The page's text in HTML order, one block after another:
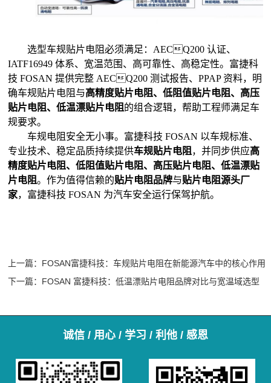
选型车规贴片电阻必须满足：AECQ200 认证、
IATF16949 体系、宽温范围、高可靠性、高稳定性。富捷科
技 FOSAN 提供完整 AECQ200 测试报告、PPAP 资料，明
确车规贴片电阻与高精度贴片电阻、低阻值贴片电阻、高压
贴片电阻、低温漂贴片电阻 的组合逻辑，帮助工程师满足车
规要求。
车规电阻安全无小事。富捷科技 FOSAN 以车规标准、
专业技术、稳定品质持续提供车规贴片电阻 ，并同步供应高
精度贴片电阻、低阻值贴片电阻、高压贴片电阻、低温漂贴
片电阻。作为值得信赖的贴片电阻品牌与贴片电阻源头厂
家，富捷科技 FOSAN 为汽车安全运行保驾护航。
上一篇： FOSAN富捷科技：车规贴片电阻在新能源汽车中的核心作用
下一篇： FOSAN 富捷科技：低温漂贴片电阻品牌对比与宽温域选型
诚信 / 用心 / 学习 / 利他 / 感恩